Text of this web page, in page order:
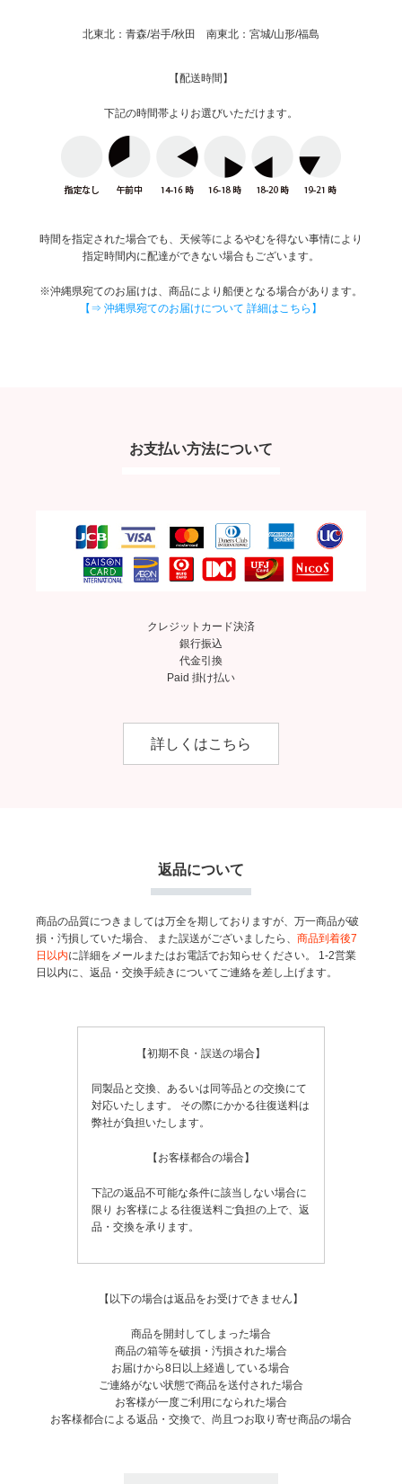
北東北：青森/岩手/秋田 南東北：宮城/山形/福島
【配送時間】
下記の時間帯よりお選びいただけます。
時間を指定された場合でも、天候等によるやむを得ない事情により
指定時間内に配達ができない場合もございます。
※沖縄県宛てのお届けは、商品により船便となる場合があります。
【⇒ 沖縄県宛てのお届けについて 詳細はこちら】
お支払い方法について
クレジットカード決済
銀行振込
代金引換
Paid 掛け払い
詳しくはこちら
返品について
商品の品質につきましては万全を期しておりますが、万一商品が破
損・汚損していた場合、
また誤送がございましたら、商品到着後7
日以内に詳細をメールまたはお電話でお知らせください。
1-2営業
日以内に、返品・交換手続きについてご連絡を差し上げます。
【初期不良・誤送の場合】
同製品と交換、あるいは同等品との交換にて
対応いたします。
その際にかかる往復送料は
弊社が負担いたします。
【お客様都合の場合】
下記の返品不可能な条件に該当しない場合に
限り お客様による往復送料ご負担の上で、返
品・交換を承ります。
【以下の場合は返品をお受けできません】
商品を開封してしまった場合
商品の箱等を破損・汚損された場合
お届けから8日以上経過している場合
ご連絡がない状態で商品を送付された場合
お客様が一度ご利用になられた場合
お客様都合による返品・交換で、尚且つお取り寄せ商品の場合